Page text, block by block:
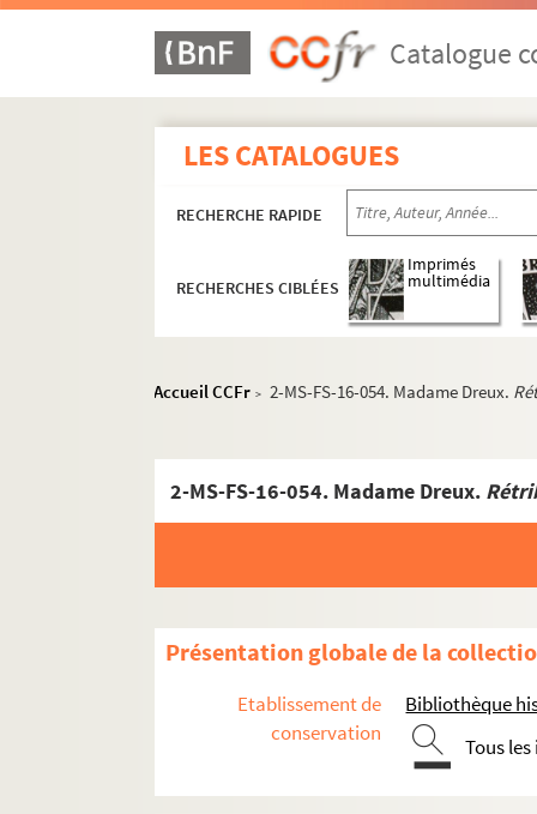
Catalogue
LES CATALOGUES
RECHERCHE RAPIDE
RECHERCHES CIBLÉES
Imprimés
multimédia
Accueil CCFr > 2-MS-FS-16-054. Madame Dreux.
2-MS-FS-16-054. Madame Dreux.
Présentation globale de la
Etablissement de
conservation
Bibliothèque
Tous